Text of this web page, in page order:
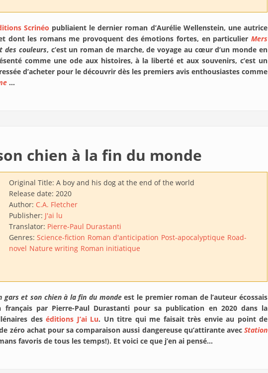
Scrinéo publiaient le dernier roman d’Aurélie Wellenstein, une autrice
dont les romans me provoquent des émotions fortes, en particulier Mers
des couleurs, c’est un roman de marche, de voyage au cœur d’un monde en
comme une ode aux histoires, à la liberté et aux souvenirs, c’est un
d’acheter pour le découvrir dès les premiers avis enthousiastes comme
…
chien à la fin du monde
Original Title: A boy and his dog at the end of the world
Release date: 2020
Author: C.A. Fletcher
Publisher: J'ai lu
Translator: Pierre-Paul Durastanti
Genres: Science-fiction Roman d'anticipation Post-apocalyptique Road-
novel Nature writing Roman initiatique
gars et son chien à la fin du mondeest le premier roman de l’auteur écossais
français par Pierre-Paul Durastanti pour sa publication en 2020 dans la
des éditions J’ai Lu. Un titre qui me faisait très envie au point de
zéro achat pour sa comparaison aussi dangereuse qu’attirante avec Station
favoris de tous les temps!). Et voici ce que j’en ai pensé…